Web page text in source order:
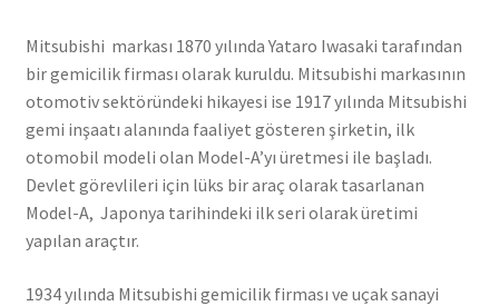
Mitsubishi markası 1870 yılında Yataro Iwasaki tarafından
bir gemicilik firması olarak kuruldu. Mitsubishi markasının
otomotiv sektöründeki hikayesi ise 1917 yılında Mitsubishi
gemi inşaatı alanında faaliyet gösteren şirketin, ilk
otomobil modeli olan Model-A’yı üretmesi ile başladı.
Devlet görevlileri için lüks bir araç olarak tasarlanan
Model-A, Japonya tarihindeki ilk seri olarak üretimi
yapılan araçtır.
1934 yılında Mitsubishi gemicilik firması ve uçak sanayi